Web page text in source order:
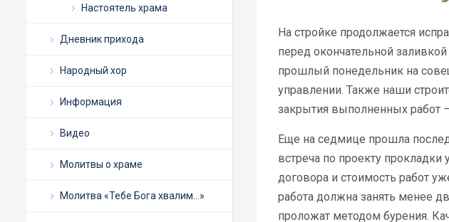
Настоятель храма
Дневник прихода
Народный хор
Информация
Видео
Молитвы о храме
Молитва «Тебе Бога хвалим…»
На стройке продолжается
перед окончательной
прошлый понедельник на
управлении. Также наши
закрытия выполненных работ
Еще на седмице прошла
встреча по проекту прокладки
договора и стоимость работ
работа должна занять менее
проложат методом бурения.